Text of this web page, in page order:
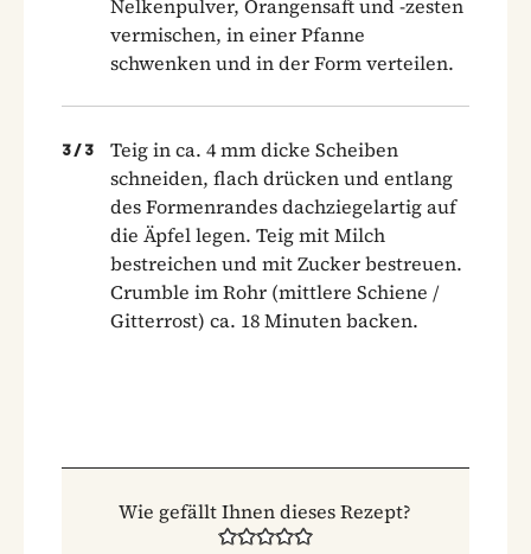
Nelkenpulver, Orangensaft und -zesten
vermischen, in einer Pfanne
schwenken und in der Form verteilen.
3 / 3
Teig in ca. 4 mm dicke Scheiben
schneiden, flach drücken und entlang
des Formenrandes dachziegelartig auf
die Äpfel legen. Teig mit Milch
bestreichen und mit Zucker bestreuen.
Crumble im Rohr (mittlere Schiene /
Gitterrost) ca. 18 Minuten backen.
Wie gefällt Ihnen dieses Rezept?